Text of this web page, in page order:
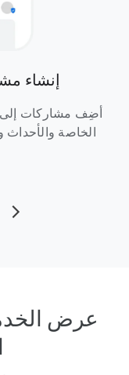
إنشاء
أضِف مشاركات إلى
الخاصة والأحداث
عرض